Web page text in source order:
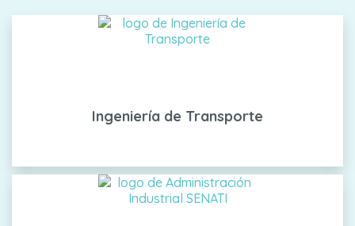
Ingeniería de Transporte